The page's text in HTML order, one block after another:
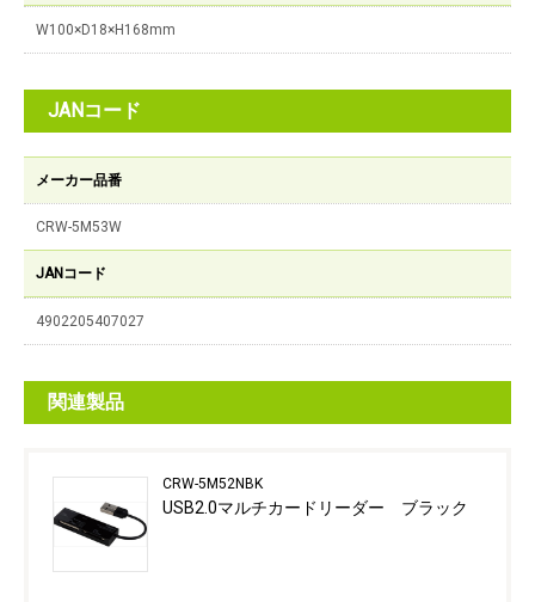
W100×D18×H168mm
JANコード
メーカー品番
CRW-5M53W
JANコード
4902205407027
関連製品
CRW-5M52NBK
USB2.0マルチカードリーダー ブラック